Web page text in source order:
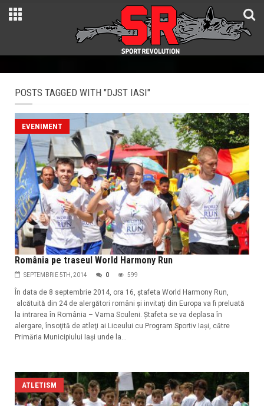
POSTS TAGGED WITH "DJST IASI"
EVENIMENT
România pe traseul World Harmony Run
SEPTEMBRIE 5TH, 2014 0 599
În data de 8 septembrie 2014, ora 16, ștafeta World Harmony Run,
alcătuită din 24 de alergători români şi invitaţi din Europa va fi preluată
la intrarea în România – Vama Sculeni. Ştafeta se va deplasa în
alergare, însoţită de atleţi ai Liceului cu Program Sportiv Iaşi, către
Primăria Municipiului Iaşi unde la...
ATLETISM